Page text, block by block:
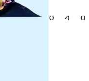
0 4 0